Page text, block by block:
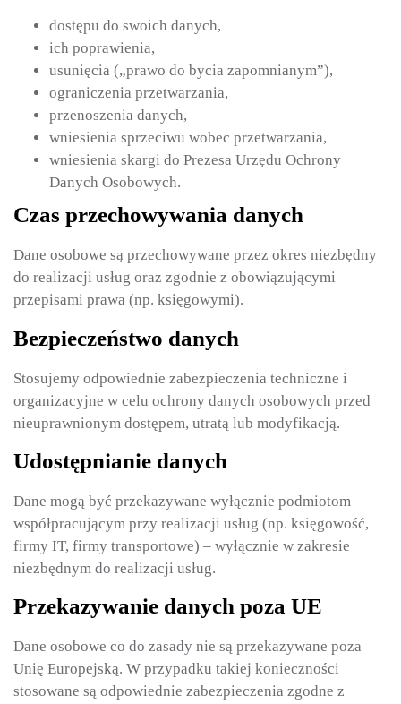
dostępu do swoich danych,
ich poprawienia,
usunięcia („prawo do bycia zapomnianym”),
ograniczenia przetwarzania,
przenoszenia danych,
wniesienia sprzeciwu wobec przetwarzania,
wniesienia skargi do Prezesa Urzędu Ochrony
Danych Osobowych.
Czas przechowywania danych
Dane osobowe są przechowywane przez okres niezbędny
do realizacji usług oraz zgodnie z obowiązującymi
przepisami prawa (np. księgowymi).
Bezpieczeństwo danych
Stosujemy odpowiednie zabezpieczenia techniczne i
organizacyjne w celu ochrony danych osobowych przed
nieuprawnionym dostępem, utratą lub modyfikacją.
Udostępnianie danych
Dane mogą być przekazywane wyłącznie podmiotom
współpracującym przy realizacji usług (np. księgowość,
firmy IT, firmy transportowe) – wyłącznie w zakresie
niezbędnym do realizacji usług.
Przekazywanie danych poza UE
Dane osobowe co do zasady nie są przekazywane poza
Unię Europejską. W przypadku takiej konieczności
stosowane są odpowiednie zabezpieczenia zgodne z